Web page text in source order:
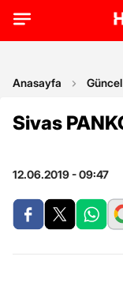
Anasayfa Güncel
Sivas
12.06.2019 - 09:47